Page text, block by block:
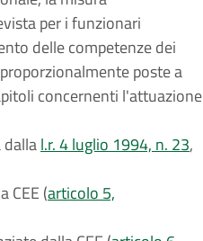
per i funzionari
delle competenze dei
poste a
concernenti l'attuazione
l.r. 4 luglio 1994, n. 23,
CEE (articolo 5,